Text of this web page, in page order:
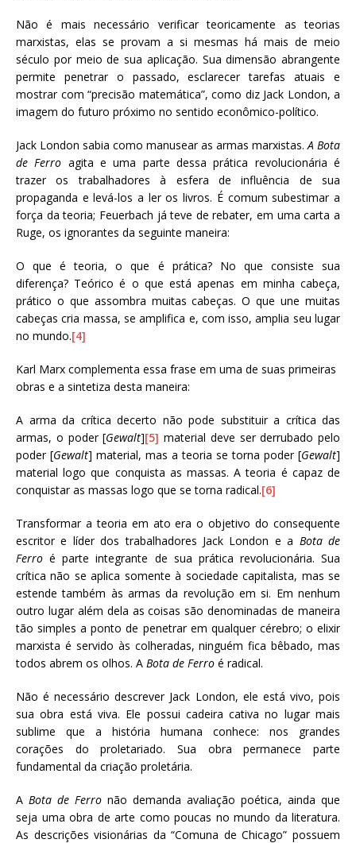
Não é mais necessário verificar teoricamente as teorias
marxistas, elas se provam a si mesmas há mais de meio
século por meio de sua aplicação. Sua dimensão abrangente
permite penetrar o passado, esclarecer tarefas atuais e
mostrar com “precisão matemática”, como diz Jack London, a
imagem do futuro próximo no sentido econômico-político.
Jack London sabia como manusear as armas marxistas. A Bota
de Ferro agita e uma parte dessa prática revolucionária é
trazer os trabalhadores à esfera de influência de sua
propaganda e levá-los a ler os livros. É comum subestimar a
força da teoria; Feuerbach já teve de rebater, em uma carta a
Ruge, os ignorantes da seguinte maneira:
O que é teoria, o que é prática? No que consiste sua
diferença? Teórico é o que está apenas em minha cabeça,
prático o que assombra muitas cabeças. O que une muitas
cabeças cria massa, se amplifica e, com isso, amplia seu lugar
no mundo.[4]
Karl Marx complementa essa frase em uma de suas primeiras
obras e a sintetiza desta maneira:
A arma da crítica decerto não pode substituir a crítica das
armas, o poder [Gewalt][5] material deve ser derrubado pelo
poder [Gewalt] material, mas a teoria se torna poder [Gewalt]
material logo que conquista as massas. A teoria é capaz de
conquistar as massas logo que se torna radical.[6]
Transformar a teoria em ato era o objetivo do consequente
escritor e líder dos trabalhadores Jack London e a Bota de
Ferroé parte integrante de sua prática revolucionária. Sua
crítica não se aplica somente à sociedade capitalista, mas se
estende também às armas da revolução em si. Em nenhum
outro lugar além dela as coisas são denominadas de maneira
tão simples a ponto de penetrar em qualquer cérebro; o elixir
marxista é servido às colheradas, ninguém fica bêbado, mas
todos abrem os olhos. A Bota de Ferro é radical.
Não é necessário descrever Jack London, ele está vivo, pois
sua obra está viva. Ele possui cadeira cativa no lugar mais
sublime que a história humana conhece: nos grandes
corações do proletariado. Sua obra permanece parte
fundamental da criação proletária.
A Bota de Ferro não demanda avaliação poética, ainda que
seja uma obra de arte como poucas no mundo da literatura.
As descrições visionárias da “Comuna de Chicago” possuem